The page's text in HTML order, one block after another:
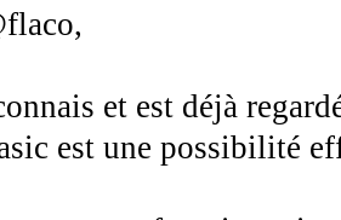
et est déjà
est une possibilité